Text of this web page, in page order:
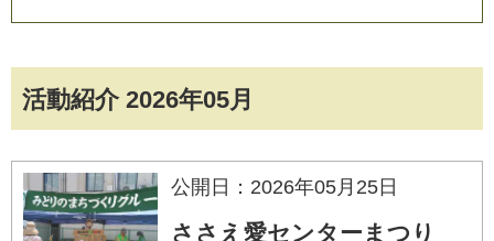
活動紹介 2026年05月
公開日：2026年05月25日
ささえ愛センターまつり